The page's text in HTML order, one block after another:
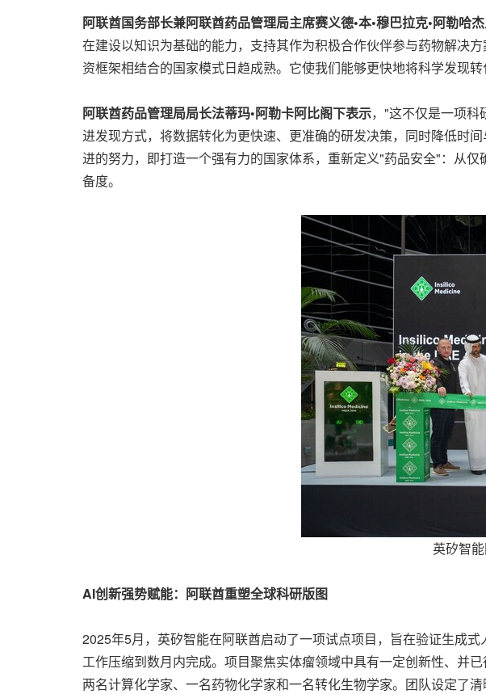
阿联酋国务部长兼阿联酋药品管理局主席赛义德•本•穆巴拉克•阿勒哈
在建设以知识为基础的能力，支持其作为积极合作伙伴参与药物解决
资框架相结合的国家模式日趋成熟。它使我们能够更快地将科学发现
阿联酋药品管理局局长法蒂玛•阿勒卡阿比阁下表示，"这不仅是一项
进发现方式，将数据转化为更快速、更准确的研发决策，同时降低时
进的努力，即打造一个强有力的国家体系，重新定义"药品安全"：从
备度。
英矽智
AI创新强势赋能：阿联酋重塑全球科研版图
2025年5月，英矽智能在阿联酋启动了一项试点项目，旨在验证生成
工作压缩到数月内完成。项目聚焦实体瘤领域中具有一定创新性、并
两名计算化学家、一名药物化学家和一名转化生物学家。团队设定了